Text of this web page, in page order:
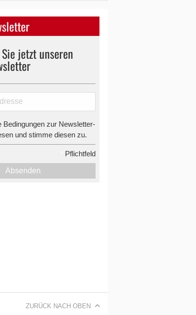
jetzt unseren
Bedingungen zur Newsletter-
und stimme diesen zu.
Pflichtfeld
Absenden
ZURÜCK NACH OBEN